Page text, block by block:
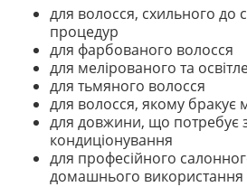
для волосся, схильного до
процедур
для фарбованого волосся
для мелірованого та
для тьмяного волосся
для волосся, якому бракує
для довжини, що потребує
кондиціонування
для професійного
домашнього використання